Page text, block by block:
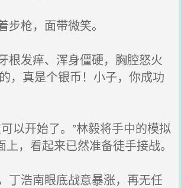
枪，面带微笑。
根发痒、浑身僵硬，胸腔怒火
，真是个银币！小子，你成功
以开始了。”林毅将手中的模拟
，看起来已然准备徒手接战。
丁浩南眼底战意暴涨，再无任